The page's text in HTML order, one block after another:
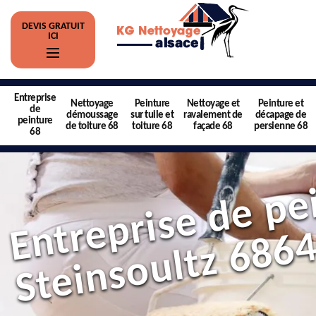
DEVIS GRATUIT
ICI
Entreprise
de
peinture
68
Nettoyage
démoussage
de toiture 68
Peinture
sur tuile et
toiture 68
Nettoyage et
ravalement de
façade 68
Peinture et
décapage de
persienne 68